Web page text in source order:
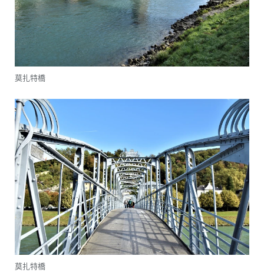
莫扎特橋
莫扎特橋